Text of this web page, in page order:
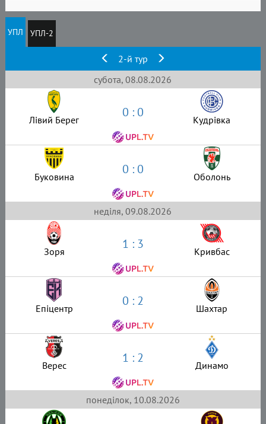
УПЛ УПЛ-2
2-й тур
субота, 08.08.2026
Лівий Берег 0 : 0 Кудрівка
Буковина 0 : 0 Оболонь
неділя, 09.08.2026
Зоря 1 : 3 Кривбас
Епіцентр 0 : 2 Шахтар
Верес 1 : 2 Динамо
понеділок, 10.08.2026